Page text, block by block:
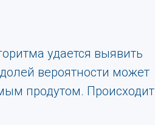
удается выявить
вероятности может
продутом. Происходит